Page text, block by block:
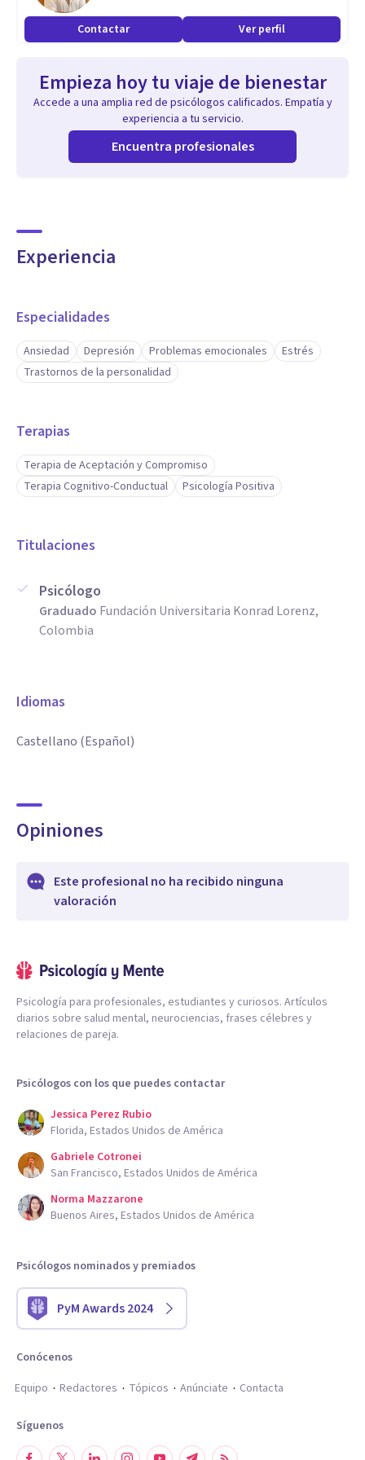
Contactar Ver perfil
Empieza hoy tu viaje de bienestar
Accede a una amplia red de psicólogos calificados. Empatía y
experiencia a tu servicio.
Encuentra profesionales
Experiencia
Especialidades
Ansiedad Depresión Problemas emocionales
Estrés
Trastornos de la personalidad
Terapias
Terapia de Aceptación y Compromiso
Terapia Cognitivo-Conductual
Psicología Positiva
Titulaciones
Psicólogo
Graduado Fundación Universitaria Konrad Lorenz,
Colombia
Idiomas
Castellano (Español)
Opiniones
Este profesional no ha recibido ninguna
valoración
Psicología para profesionales, estudiantes y curiosos. Artículos
diarios sobre salud mental, neurociencias, frases célebres y
relaciones de pareja.
Psicólogos con los que puedes contactar
Jessica Perez Rubio
Florida, Estados Unidos de América
Gabriele Cotronei
San Francisco, Estados Unidos de América
Norma Mazzarone
Buenos Aires, Estados Unidos de América
Psicólogos nominados y premiados
PyM Awards 2024
Conócenos
Equipo
Redactores Tópicos Anúnciate Contacta
Síguenos